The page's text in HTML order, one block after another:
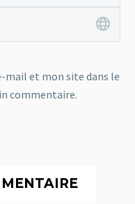
et mon site dans le
commentaire.